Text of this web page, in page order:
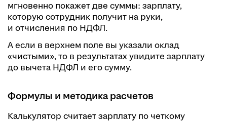
мгновенно покажет две суммы: зарплату,
которую сотрудник получит на руки,
и отчисления по НДФЛ.
А если в верхнем поле вы указали оклад
«чистыми», то в результатах увидите зарплату
до вычета НДФЛ и его сумму.
Формулы и методика расчетов
Калькулятор считает зарплату по четкому